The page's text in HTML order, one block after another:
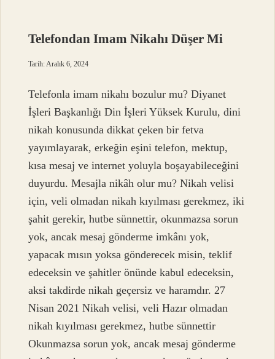
Telefondan Imam Nikahı Düşer Mi
Tarih: Aralık 6, 2024
Telefonla imam nikahı bozulur mu? Diyanet
İşleri Başkanlığı Din İşleri Yüksek Kurulu, dini
nikah konusunda dikkat çeken bir fetva
yayımlayarak, erkeğin eşini telefon, mektup,
kısa mesaj ve internet yoluyla boşayabileceğini
duyurdu. Mesajla nikâh olur mu? Nikah velisi
için, veli olmadan nikah kıyılması gerekmez, iki
şahit gerekir, hutbe sünnettir, okunmazsa sorun
yok, ancak mesaj gönderme imkânı yok,
yapacak mısın yoksa gönderecek misin, teklif
edeceksin ve şahitler önünde kabul edeceksin,
aksi takdirde nikah geçersiz ve haramdır. 27
Nisan 2021 Nikah velisi, veli Hazır olmadan
nikah kıyılması gerekmez, hutbe sünnettir
Okunmazsa sorun yok, ancak mesaj gönderme